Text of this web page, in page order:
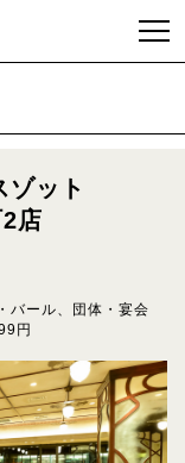
ゾット
店
バール、団体・宴会
円